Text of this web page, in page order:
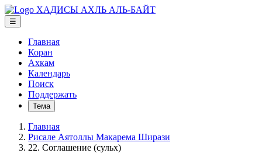
ХАДИСЫ АХЛЬ АЛЬ-БАЙТ
☰
Главная
Коран
Ахкам
Календарь
Поиск
Поддержать
Тема
Главная
Рисале Аятоллы Макарема Ширази
22. Соглашение (сульх)